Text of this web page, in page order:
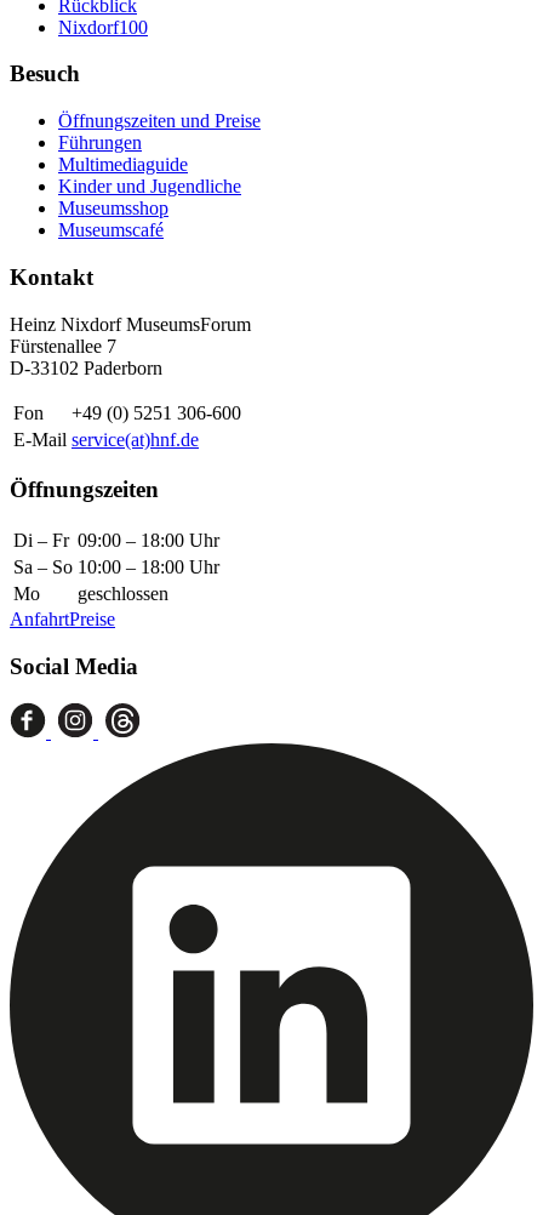
Rückblick
Nixdorf100
Besuch
Öffnungszeiten und Preise
Führungen
Multimediaguide
Kinder und Jugendliche
Museumsshop
Museumscafé
Kontakt
Heinz Nixdorf MuseumsForum
Fürstenallee 7
D-33102 Paderborn
Fon
+49 (0) 5251 306-600
E-Mail service(at)hnf.de
Öffnungszeiten
Di – Fr 09:00 – 18:00 Uhr
Sa – So 10:00 – 18:00 Uhr
Mo
geschlossen
AnfahrtPreise
Social Media